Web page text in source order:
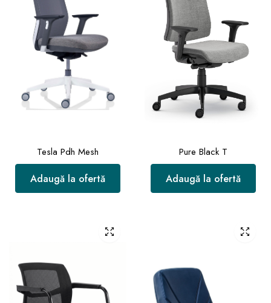
Tesla Pdh Mesh
Adaugă la ofertă
Pure Black T
Adaugă la ofertă